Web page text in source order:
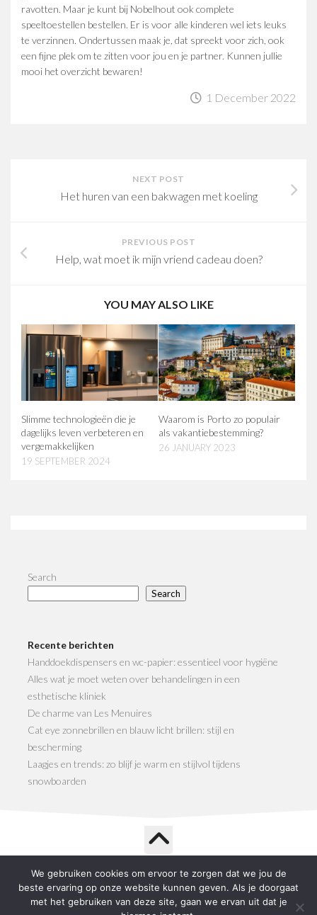
ravotten. Maar je kunt bij Nobelhout ook complete
speeltoestellen bestellen. Er is voor alle kinderen wel iets leuks
te verzinnen. Ondertussen maak je, dat spreekt voor zich, ook
een fijne plek om te zitten voor jou en je partner. Kunnen jullie
mooi het overzicht bewaren!
1 December 2022
NEXT POST
Het huren van een bakwagen met koeling
PREVIOUS POST
Help, wat moet ik mijn vriend cadeau doen?
YOU MAY ALSO LIKE
Slimme technologieën die je
dagelijks leven verbeteren en
vergemakkelijken
19 SEPTEMBER 2024
Waarom is Porto zo populair
als vakantiebestemming?
26 JANUARY 2023
Search
Search
Recente berichten
Handdoekdispensers en wc-papier: essentieel voor hygiëne
Alles wat je moet weten over behandelingen in een
esthetische kliniek
De charme van Les Menuires
Cat eye zonnebrillen en blauw licht brillen: stijl en
bescherming
Laagjes en trends: zo blijf je warm en stijlvol tijdens
snowboarden
Life Shop © 2026. All Rights Reserved.
Powered byWordPress. Theme byAlx .
We gebruiken cookies om ervoor te zorgen dat we jou de
beste ervaring op onze website kunnen geven. Als je doorgaat
met het gebruiken van deze site, gaan we ervan uit dat je